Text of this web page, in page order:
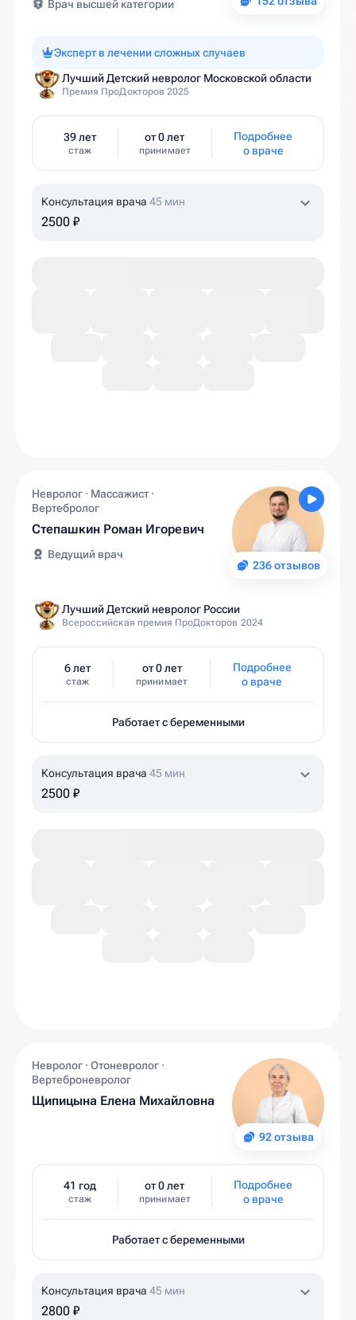
Врач высшей категории
Эксперт в лечении сложных случаев
Лучший Детский невролог Московской области
Премия ПроДокторов 2025
39 лет
стаж
от 0 лет
принимает
Подробнее
о враче
Консультация врача 45 мин
2500 ₽
236 отзывов
Невролог · Массажист ·
Вертебролог
Степашкин Роман Игоревич
Ведущий врач
Лучший Детский невролог России
Всероссийская премия ПроДокторов 2024
6 лет
стаж
от 0 лет
принимает
Подробнее
о враче
Работает с беременными
Консультация врача 45 мин
2500 ₽
92 отзыва
Невролог · Отоневролог ·
Вертеброневролог
Щипицына Елена Михайловна
41 год
стаж
от 0 лет
принимает
Подробнее
о враче
Работает с беременными
Консультация врача 45 мин
2800 ₽